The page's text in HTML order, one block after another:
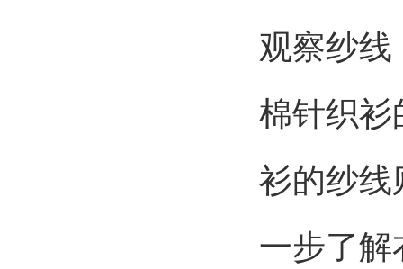
观察纱线
棉针织衫
衫的纱线
一步了解